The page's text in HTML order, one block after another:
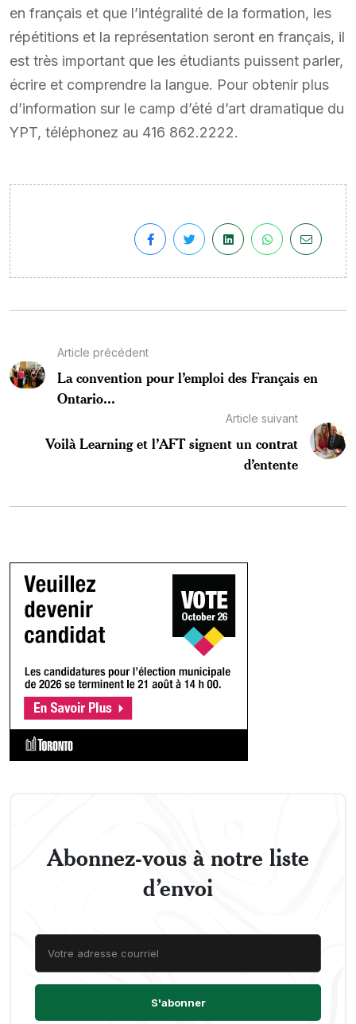
en français et que l’intégralité de la formation, les
répétitions et la représentation seront en français, il
est très important que les étudiants puissent parler,
écrire et comprendre la langue. Pour obtenir plus
d’information sur le camp d’été d’art dramatique du
YPT, téléphonez au 416 862.2222.
Article précédent
La convention pour l’emploi des Français en
Ontario...
Article suivant
Voilà Learning et l’AFT signent un contrat
d’entente
Abonnez-vous à notre liste
d’envoi